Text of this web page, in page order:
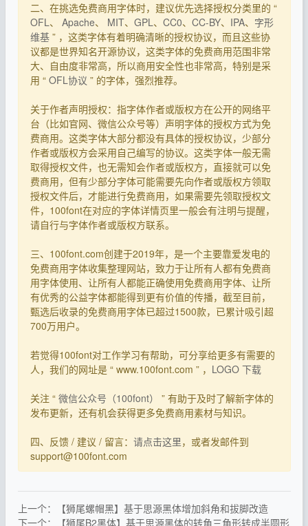
二、在挑选免费商用字体时，建议优先选择授权分类里的 “
OFL、 Apache、 MIT、 GPL、 CC0、 CC-BY、 IPA、 字形
维基 ” ，这类字体有着明确清晰的授权协议，而且这些协
议都是世界知名开源协议，这类字体的免费商用范围非常
大、自由度非常高，所以商用安全性也非常高，特别是采
用 “ OFL协议 ” 的字体，强烈推荐。
关于作者声明授权：指字体作者或版权方在公开的网络平
台（比如官网、微信公众号等）声明字体的授权方式为免
费商用。这类字体大部分都没有具体的授权协议，少部分
作者或版权方会采用自己编写的协议。这类字体一般无需
取得授权文件，也无需知会作者或版权方，直接就可以免
费商用，但有少部分字体可能需要先向作者或版权方领取
授权文件后，才能进行免费商用，如果需要先领取授权文
件，100font在对应的字体详情页里一般会有注明与提醒，
请自行与字体作者或版权方联系。
三、100font.com创建于2019年，是一个主要靠爱发电的
免费商用字体收集整理网站，致力于让所有人都有免费商
用字体使用、让所有人都能正确使用免费商用字体、让所
有优秀的公益字体都能得到更有价值的传播，截至目前，
甄选后收录的免费商用字体已超过1500款，已累计吸引超
700万用户。
若觉得100font对工作学习有帮助，可分享给更多有需要的
人，我们的网址是 “ www.100font.com ” ， LOGO 下载
关注 “ 微信公众号（100font）
” 有助于及时了解新字体的
发布更新，还有机会获得更多免费商用素材与知识。
四、反馈 / 建议 / 留言： 请点击这里，或者发邮件到
support@100font.com
上一个：【狮尾螺帽黑】基于思源黑体增加斜角和拔脚改造
下一个：【狮尾B2黑体】基于思源黑体的转角三角形转成半圆形